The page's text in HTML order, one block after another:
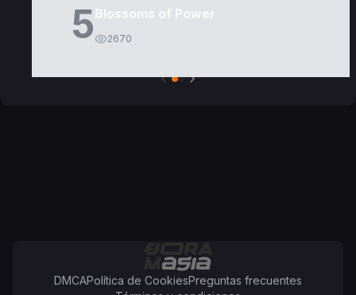
5Blossoms of Power
2670
DMCAPolítica de CookiesPreguntas frecuentes